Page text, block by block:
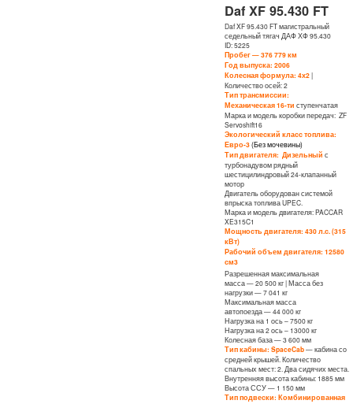
Daf XF 95.430 FT
Daf XF 95.430 FT магистральный
седельный тягач ДАФ ХФ 95.430
ID: 5225
Пробег — 376 779 км
Год выпуска: 2006
Колесная формула: 4х2|
Количество осей: 2
Тип трансмиссии:
Механическая 16-ти ступенчатая
Марка и модель коробки передач: ZF
Servoshift16
Экологический класс топлива:
Евро-3(Без мочевины)
Тип двигателя: Дизельныйс
турбонадувом рядный
шестицилиндровый 24-клапанный
мотор
Двигатель оборудован системой
впрыска топлива UPEC.
Марка и модель двигателя: PACCAR
XE315C1
Мощность двигателя: 430 л.с. (315
кВт)
Рабочий объем двигателя: 12580
см3
Разрешенная максимальная
масса — 20 500 кг | Масса без
нагрузки — 7 041 кг
Максимальная масса
автопоезда — 44 000 кг
Нагрузка на 1 ось – 7500 кг
Нагрузка на 2 ось – 13000 кг
Колесная база — 3 600 мм
Тип кабины: SpaceCab— кабина со
средней крышей. Количество
спальных мест: 2. Два сидячих места.
Внутренняя высота кабины: 1885 мм
Высота ССУ — 1 150 мм
Тип подвески: Комбинированная